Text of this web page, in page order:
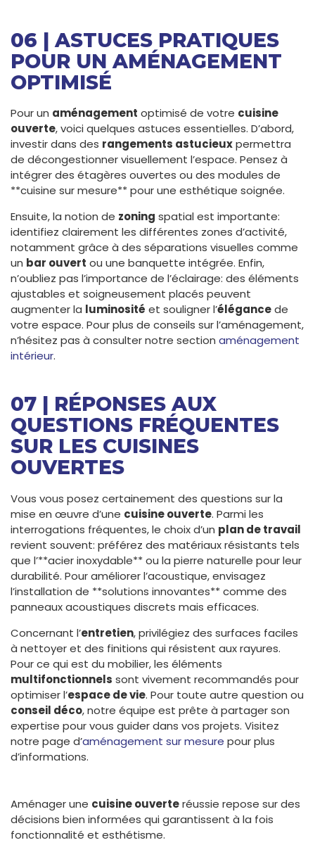
06 | ASTUCES PRATIQUES
POUR UN AMÉNAGEMENT
OPTIMISÉ
Pour un aménagement optimisé de votre cuisine
ouverte, voici quelques astuces essentielles. D’abord,
investir dans des rangements astucieuxpermettra
de décongestionner visuellement l’espace. Pensez à
intégrer des étagères ouvertes ou des modules de
**cuisine sur mesure** pour une esthétique soignée.
Ensuite, la notion de zoning spatial est importante:
identifiez clairement les différentes zones d’activité,
notamment grâce à des séparations visuelles comme
un bar ouvert ou une banquette intégrée. Enfin,
n’oubliez pas l’importance de l’éclairage: des éléments
ajustables et soigneusement placés peuvent
augmenter la luminosité et souligner l’élégancede
votre espace. Pour plus de conseils sur l’aménagement,
n’hésitez pas à consulter notre section aménagement
intérieur.
07 | RÉPONSES AUX
QUESTIONS FRÉQUENTES
SUR LES CUISINES
OUVERTES
Vous vous posez certainement des questions sur la
mise en œuvre d’une cuisine ouverte. Parmi les
interrogations fréquentes, le choix d’un plan de travail
revient souvent: préférez des matériaux résistants tels
que l’**acier inoxydable** ou la pierre naturelle pour leur
durabilité. Pour améliorer l’acoustique, envisagez
l’installation de **solutions innovantes** comme des
panneaux acoustiques discrets mais efficaces.
Concernant l’entretien, privilégiez des surfaces faciles
à nettoyer et des finitions qui résistent aux rayures.
Pour ce qui est du mobilier, les éléments
multifonctionnels sont vivement recommandés pour
optimiser l’espace de vie. Pour toute autre question ou
conseil déco, notre équipe est prête à partager son
expertise pour vous guider dans vos projets. Visitez
notre page d’aménagement sur mesure pour plus
d’informations.
Aménager une cuisine ouverteréussie repose sur des
décisions bien informées qui garantissent à la fois
fonctionnalité et esthétisme.